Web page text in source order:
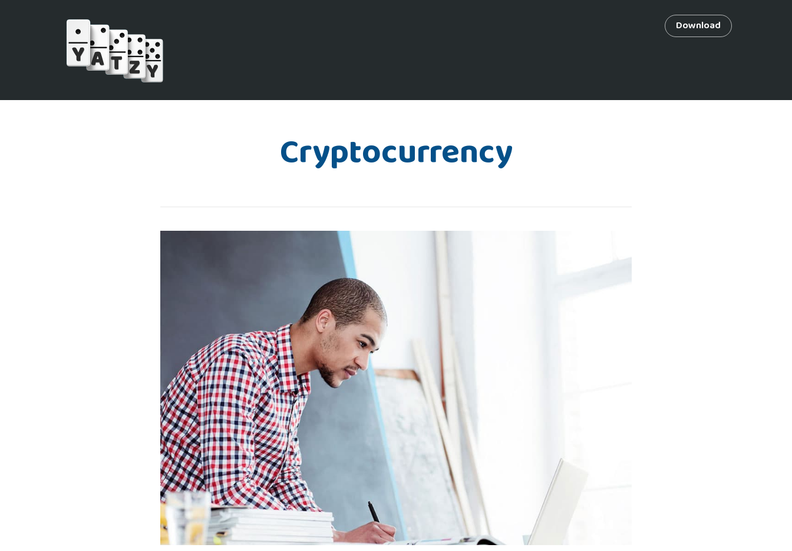
Download
Cryptocurrency